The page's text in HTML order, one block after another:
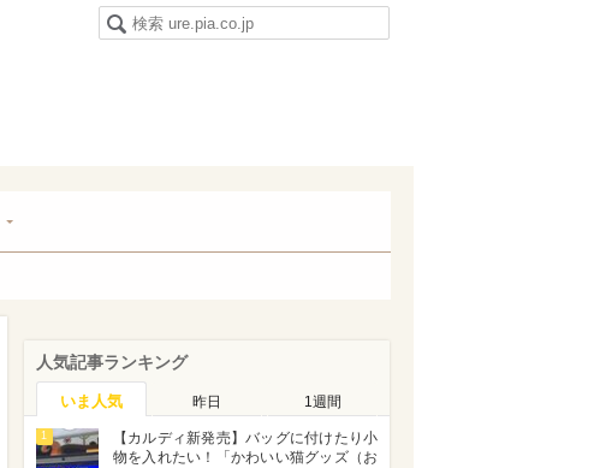
人気記事ランキング
いま人気 昨日 1週間
1
【カルディ新発売】バッグに付けたり小
物を入れたい！「かわいい猫グッズ（お